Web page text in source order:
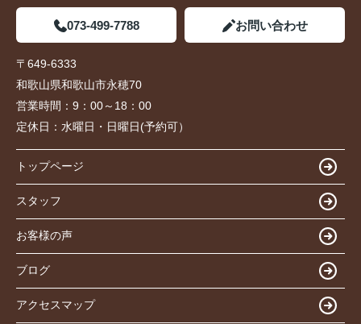
073-499-7788 お問い合わせ
〒649-6333
和歌山県和歌山市永穂70
営業時間： 9：00～18：00
定休日： 水曜日・日曜日(予約可）
トップページ
スタッフ
お客様の声
ブログ
アクセスマップ